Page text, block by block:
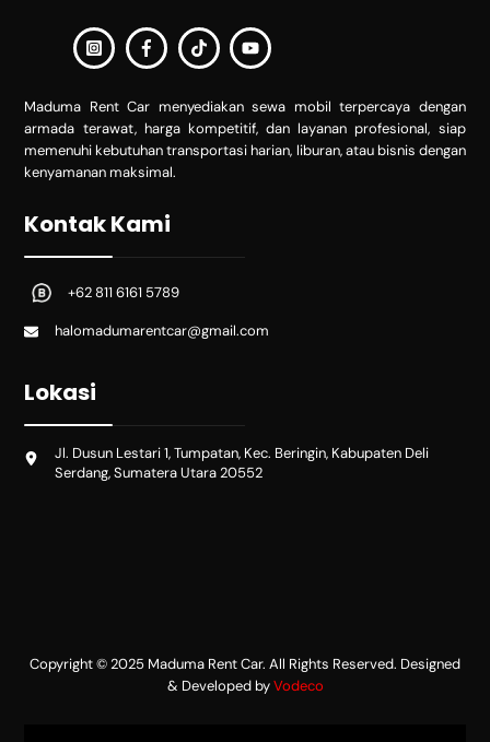
Maduma Rent Car menyediakan sewa mobil terpercaya dengan
armada terawat, harga kompetitif, dan layanan profesional, siap
memenuhi kebutuhan transportasi harian, liburan, atau bisnis dengan
kenyamanan maksimal.
Kontak Kami
+62 811 6161 5789
halomadumarentcar@gmail.com
Lokasi
Jl. Dusun Lestari 1, Tumpatan, Kec. Beringin, Kabupaten Deli
Serdang, Sumatera Utara 20552
Copyright © 2025 Maduma Rent Car. All Rights Reserved. Designed
& Developed byVodeco